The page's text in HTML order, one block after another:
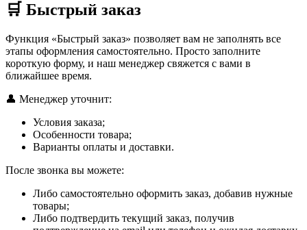
🛒 Быстрый заказ
Функция «Быстрый заказ» позволяет вам не заполнять все
этапы оформления самостоятельно. Просто заполните
короткую форму, и наш менеджер свяжется с вами в
ближайшее время.
👤 Менеджер уточнит:
Условия заказа;
Особенности товара;
Варианты оплаты и доставки.
После звонка вы можете:
Либо самостоятельно оформить заказ, добавив нужные
товары;
Либо подтвердить текущий заказ, получив